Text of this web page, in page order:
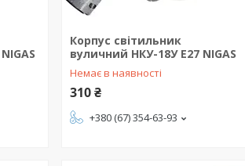
Корпус світильник
вуличний НКУ-18У E27 NIGAS
Немає в наявності
310 ₴
+380 (67) 354-63-93